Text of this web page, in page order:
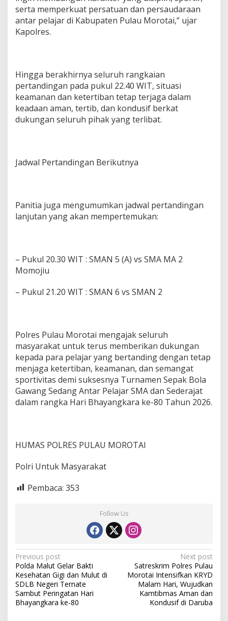
serta memperkuat persatuan dan persaudaraan
antar pelajar di Kabupaten Pulau Morotai,” ujar
Kapolres.
Hingga berakhirnya seluruh rangkaian
pertandingan pada pukul 22.40 WIT, situasi
keamanan dan ketertiban tetap terjaga dalam
keadaan aman, tertib, dan kondusif berkat
dukungan seluruh pihak yang terlibat.
Jadwal Pertandingan Berikutnya
Panitia juga mengumumkan jadwal pertandingan
lanjutan yang akan mempertemukan:
– Pukul 20.30 WIT : SMAN 5 (A) vs SMA MA 2
Momojiu
– Pukul 21.20 WIT : SMAN 6 vs SMAN 2
Polres Pulau Morotai mengajak seluruh
masyarakat untuk terus memberikan dukungan
kepada para pelajar yang bertanding dengan tetap
menjaga ketertiban, keamanan, dan semangat
sportivitas demi suksesnya Turnamen Sepak Bola
Gawang Sedang Antar Pelajar SMA dan Sederajat
dalam rangka Hari Bhayangkara ke-80 Tahun 2026.
HUMAS POLRES PULAU MOROTAI
Polri Untuk Masyarakat
Pembaca: 353
Follow Us
P
o
s
t
Previous post
Polda Malut Gelar Bakti
Kesehatan Gigi dan Mulut di
SDLB Negeri Ternate
Sambut Peringatan Hari
Bhayangkara ke-80
Next post
Satreskrim Polres Pulau
Morotai Intensifkan KRYD
Malam Hari, Wujudkan
Kamtibmas Aman dan
Kondusif di Daruba